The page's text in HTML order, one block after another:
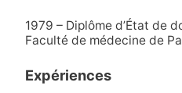
1979 – Diplôme d’État de
Faculté de médecine de
Expériences